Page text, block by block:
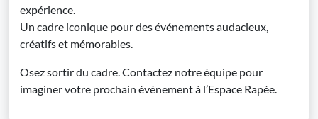
expérience.
Un cadre iconique pour des événements audacieux,
créatifs et mémorables.
Osez sortir du cadre. Contactez notre équipe pour
imaginer votre prochain événement à l’Espace Rapée.